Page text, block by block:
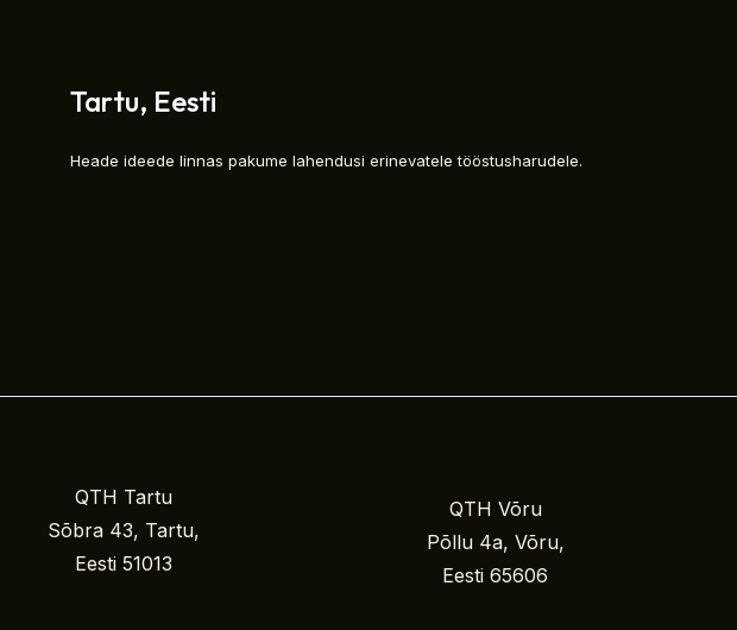
Tartu, Eesti
Heade ideede linnas pakume lahendusi erinevatele tööstusharudele.
QTH Tartu
Sõbra 43, Tartu,
Eesti 51013
QTH Võru
Põllu 4a, Võru,
Eesti 65606